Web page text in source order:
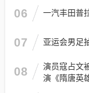
06 一汽丰田普
07 亚运会男足
08
演员寇占文
演《隋唐英